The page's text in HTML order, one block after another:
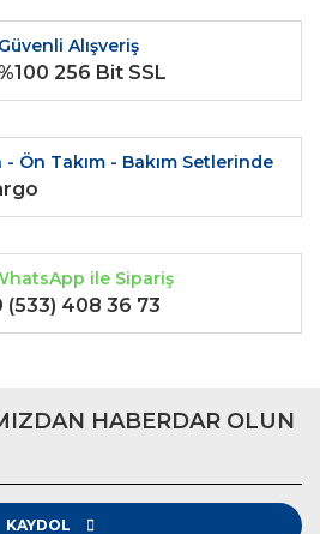
Güvenli Alışveriş
256 Bit SSL
Ön Takım - Bakım Setlerinde
ile Sipariş
(533) 408 36 73
HABERDAR OLUN
KAYDOL